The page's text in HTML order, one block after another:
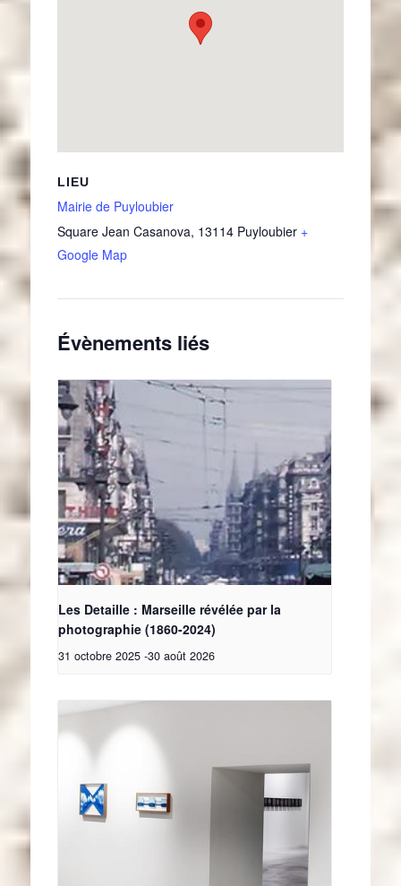
LIEU
Mairie de Puyloubier
Square Jean Casanova, 13114 Puyloubier +
Google Map
Évènements liés
Les Detaille : Marseille révélée par la
photographie (1860-2024)
31 octobre 2025 -30 août 2026